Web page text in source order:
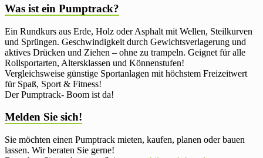
Was ist ein Pumptrack?
Ein Rundkurs aus Erde, Holz oder Asphalt mit Wellen, Steilkurven
und Sprüngen. Geschwindigkeit durch Gewichtsverlagerung und
aktives Drücken und Ziehen – ohne zu trampeln. Geignet für alle
Rollsportarten, Altersklassen und Könnenstufen!
Vergleichsweise günstige Sportanlagen mit höchstem Freizeitwert
für Spaß, Sport & Fitness!
Der Pumptrack- Boom ist da!
Melden Sie sich!
Sie möchten einen Pumptrack mieten, kaufen, planen oder bauen
lassen. Wir beraten Sie gerne!